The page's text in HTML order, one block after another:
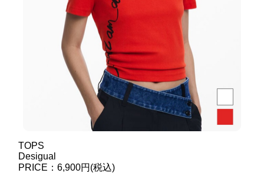
TOPS
Desigual
PRICE：6,900円(税込)